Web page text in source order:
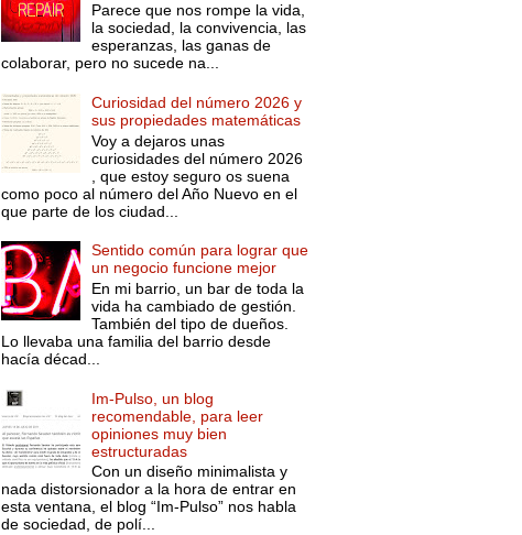
Parece que nos rompe la vida,
la sociedad, la convivencia, las
esperanzas, las ganas de
colaborar, pero no sucede na...
Curiosidad del número 2026 y
sus propiedades matemáticas
Voy a dejaros unas
curiosidades del número 2026
, que estoy seguro os suena
como poco al número del Año Nuevo en el
que parte de los ciudad...
Sentido común para lograr que
un negocio funcione mejor
En mi barrio, un bar de toda la
vida ha cambiado de gestión.
También del tipo de dueños.
Lo llevaba una familia del barrio desde
hacía décad...
Im-Pulso, un blog
recomendable, para leer
opiniones muy bien
estructuradas
Con un diseño minimalista y
nada distorsionador a la hora de entrar en
esta ventana, el blog “Im-Pulso” nos habla
de sociedad, de polí...